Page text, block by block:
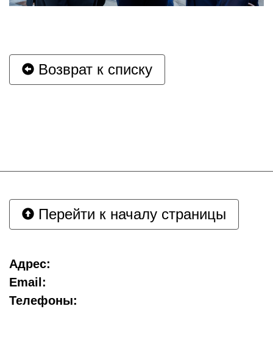
Возврат к списку
Перейти к началу страницы
Адрес:
Email:
Телефоны: